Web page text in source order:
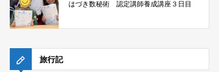
はづき数秘術 認定講師養成講座３日目
旅行記